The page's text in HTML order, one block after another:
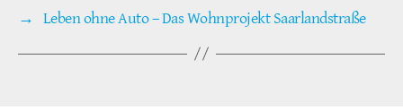
→ Leben ohne Auto – Das Wohnprojekt Saarlandstraße